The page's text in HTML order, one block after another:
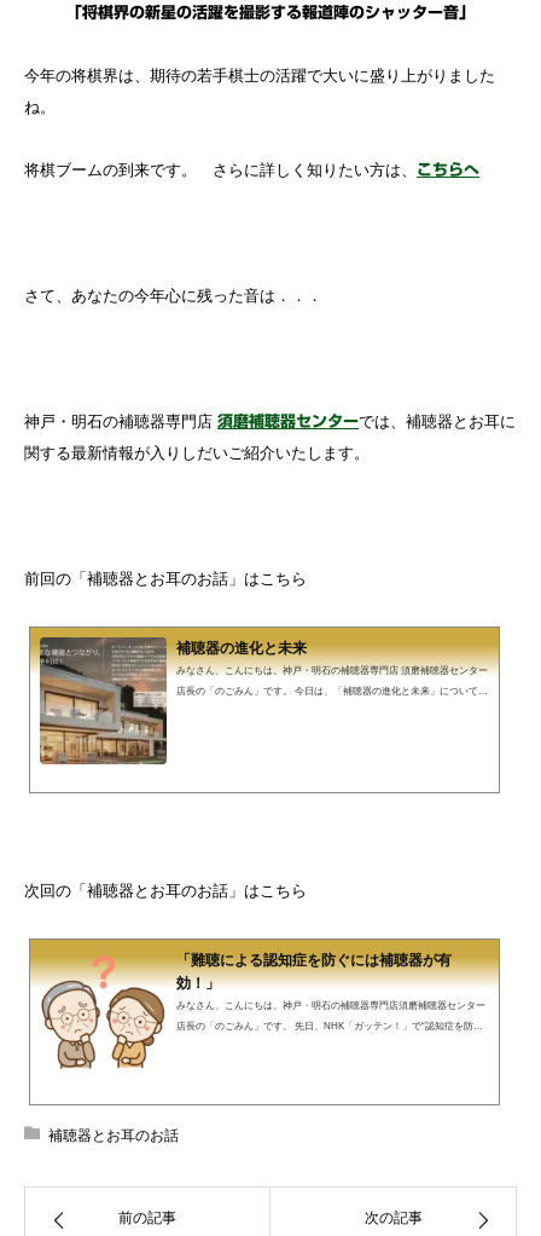
「将棋界の新星の活躍を撮影する報道陣のシャッター音」
今年の将棋界は、期待の若手棋士の活躍で大いに盛り上がりました
ね。
将棋ブームの到来です。 さらに詳しく知りたい方は、 こちらへ
さて、あなたの今年心に残った音は．．．
神戸・明石の補聴器専門店 須磨補聴器センターでは、補聴器とお耳に
関する最新情報が入りしだいご紹介いたします。
前回の「補聴器とお耳のお話」はこちら
補聴器の進化と未来
みなさん、こんにちは。神戸・明石の補聴器専門店 須磨補聴器センター
店長の「のごみん」です。 今日は、「補聴器の進化と未来」について少
とができる」などは、各メーカー出来て当たり前のようになってきてい
次回の「補聴器とお耳のお話」はこちら
「難聴による認知症を防ぐには補聴器が有
効！」
みなさん、こんにちは。神戸・明石の補聴器専門店須磨補聴器センター
店長の「のごみん」です。 先日、NHK「ガッテン！」で“認知症を防ぐ
こえは大丈夫なのか？早期発見のチェックポイント ● 聴力と脳を守るた
めに！ 今年の７月に権威ある医学誌で、「認知症の最大の要因」と発表
補聴器とお耳のお話
前の記事 次の記事